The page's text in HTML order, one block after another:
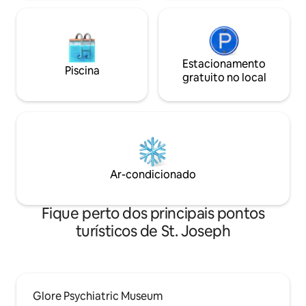
Piscina
Estacionamento
gratuito no local
Ar-condicionado
Fique perto dos principais pontos
turísticos de St. Joseph
Glore Psychiatric Museum